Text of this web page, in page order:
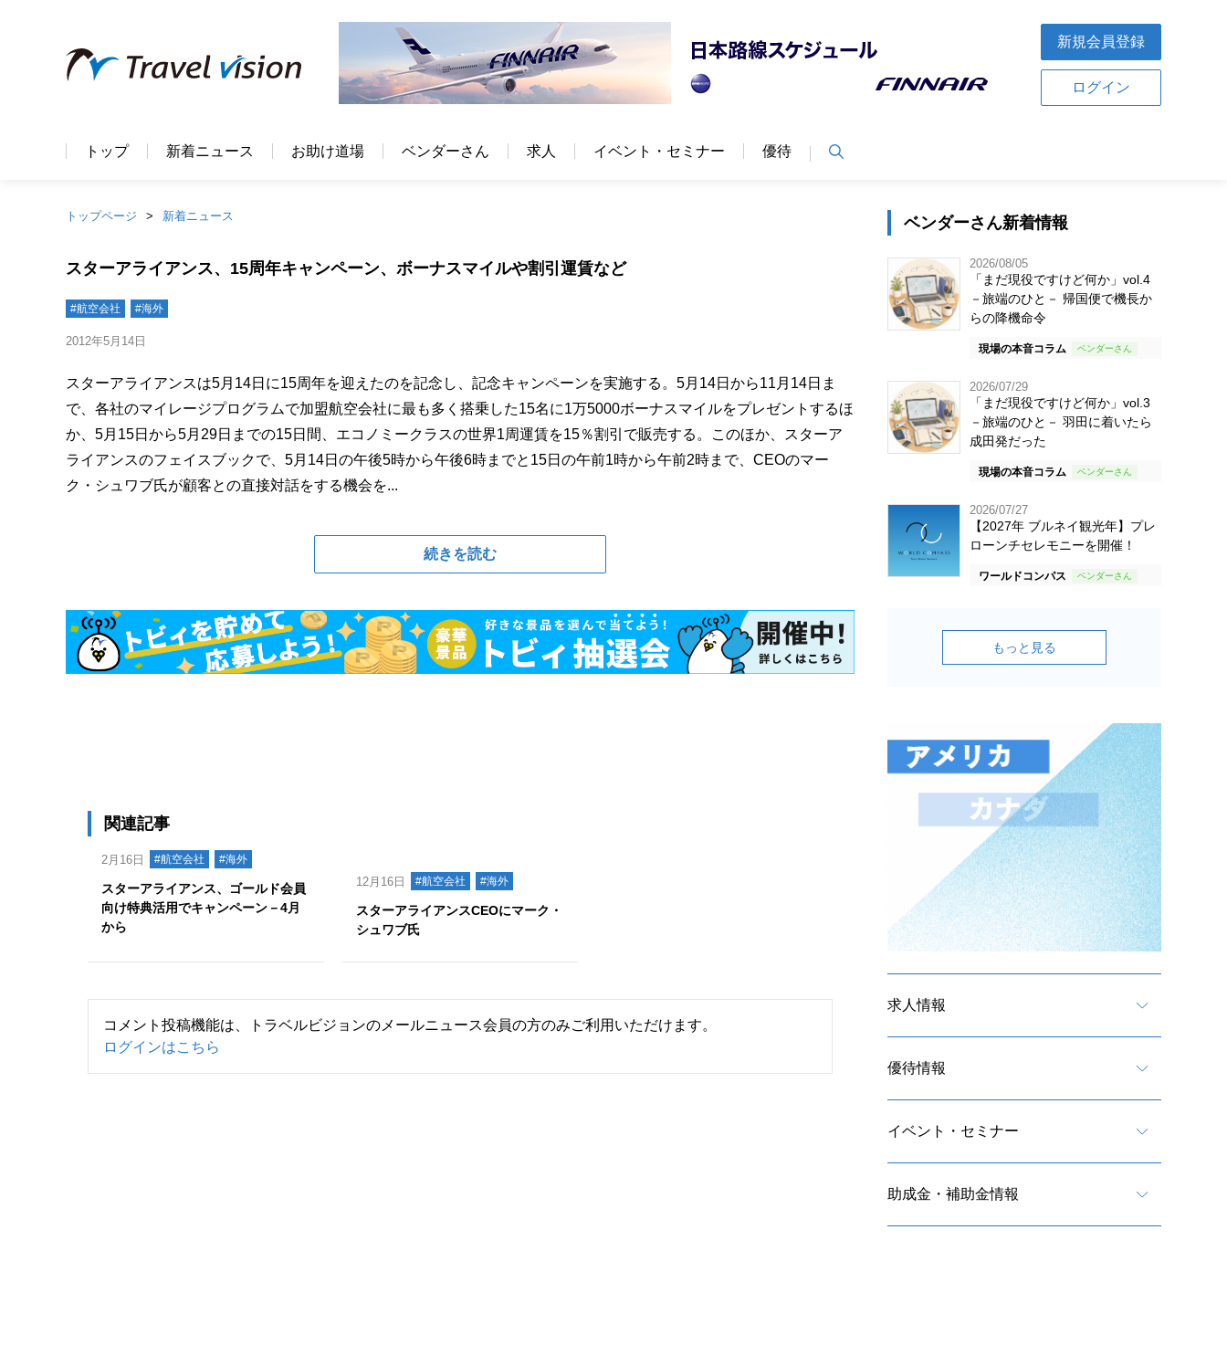
新規会員登録
ログイン
トップ 新着ニュース お助け道場 ベンダーさん 求人 イベント・セミナー 優待
トップページ 新着ニュース
スターアライアンス、15周年キャンペーン、ボーナスマイルや割引運賃など
#航空会社 #海外
2012年5月14日
スターアライアンスは5月14日に15周年を迎えたのを記念し、記念キャンペーンを実施する。5月14日から11月14日ま
で、各社のマイレージプログラムで加盟航空会社に最も多く搭乗した15名に1万5000ボーナスマイルをプレゼントするほ
か、5月15日から5月29日までの15日間、エコノミークラスの世界1周運賃を15％割引で販売する。このほか、スターア
ライアンスのフェイスブックで、5月14日の午後5時から午後6時までと15日の午前1時から午前2時まで、CEOのマー
ク・シュワブ氏が顧客との直接対話をする機会を...
続きを読む
関連記事
2月16日 #航空会社 #海外
スターアライアンス、ゴールド会員
向け特典活用でキャンペーン－4月
から
12月16日 #航空会社 #海外
スターアライアンスCEOにマーク・
シュワブ氏
コメント投稿機能は、トラベルビジョンのメールニュース会員の方のみご利用いただけます。
ログインはこちら
ベンダーさん新着情報
2026/08/05
「まだ現役ですけど何か」vol.4
－旅端のひと－ 帰国便で機長か
らの降機命令
現場の本音コラム
2026/07/29
「まだ現役ですけど何か」vol.3
－旅端のひと－ 羽田に着いたら
成田発だった
現場の本音コラム
2026/07/27
【2027年 ブルネイ観光年】プレ
ローンチセレモニーを開催！
ワールドコンパス
もっと見る
求人情報
優待情報
イベント・セミナー
助成金・補助金情報